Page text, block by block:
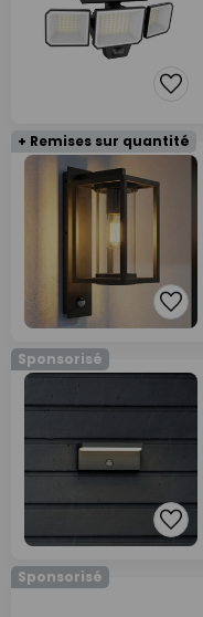
+ Remises sur quantité
Sponsorisé
Sponsorisé